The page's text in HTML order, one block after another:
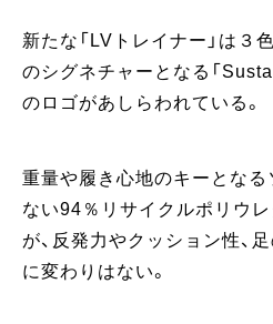
新たな「LVトレイナー」は３
のシグネチャーとなる「
のロゴがあしらわれている。
重量や履き心地のキーとなる
ない94％リサイクルポリウ
が、反発力やクッション性、
に変わりはない。